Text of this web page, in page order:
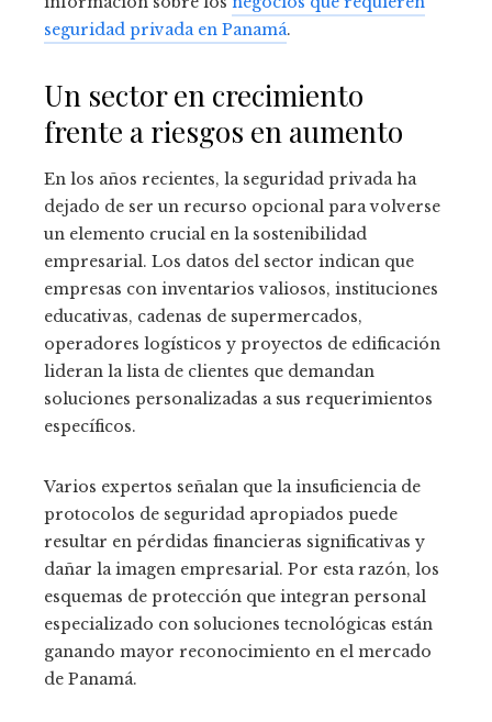
seguridad privada en Panamá.
Un sector en crecimiento
frente a riesgos en aumento
En los años recientes, la seguridad privada ha
dejado de ser un recurso opcional para volverse
un elemento crucial en la sostenibilidad
empresarial. Los datos del sector indican que
empresas con inventarios valiosos, instituciones
educativas, cadenas de supermercados,
operadores logísticos y proyectos de edificación
lideran la lista de clientes que demandan
soluciones personalizadas a sus requerimientos
específicos.
Varios expertos señalan que la insuficiencia de
protocolos de seguridad apropiados puede
resultar en pérdidas financieras significativas y
dañar la imagen empresarial. Por esta razón, los
esquemas de protección que integran personal
especializado con soluciones tecnológicas están
ganando mayor reconocimiento en el mercado
de Panamá.